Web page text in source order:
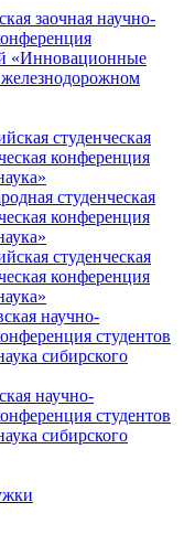
заочная научно-
«Инновационные
студенческая
конференция
студенческая
конференция
студенческая
конференция
научно-
студентов
сибирского
научно-
студентов
сибирского